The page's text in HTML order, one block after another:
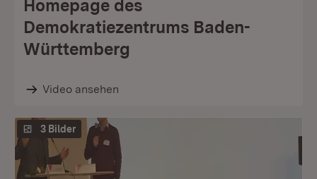
Homepage des
Demokratiezentrums Baden-
Württemberg
Video ansehen
3 Bilder